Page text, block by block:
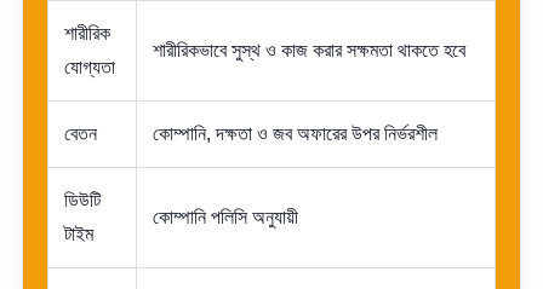
শারীরিক
যোগ্যতা
শারীরিকভাবে সুস্থ ও কাজ করার সক্ষমতা থাকতে হবে
বেতন কোম্পানি, দক্ষতা ও জব অফারের উপর নির্ভরশীল
ডিউটি
টাইম
কোম্পানি পলিসি অনুযায়ী